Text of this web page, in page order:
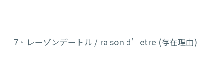
7、レーゾンデートル / raison d’etre (存在理由)